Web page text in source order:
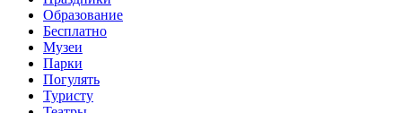
Образование
Бесплатно
Музеи
Парки
Погулять
Туристу